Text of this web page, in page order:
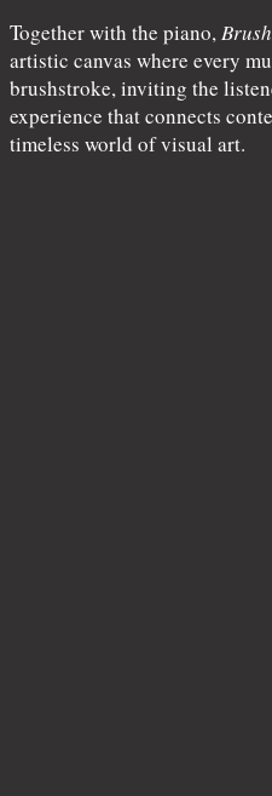
Together with the piano,
artistic canvas where every
brushstroke, inviting the
experience that connects
timeless world of visual art.